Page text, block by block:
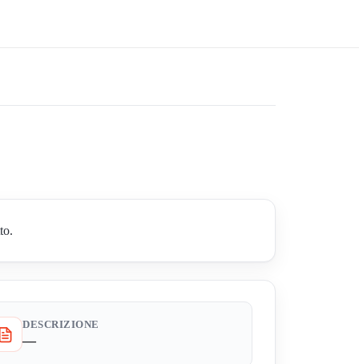
DESCRIZIONE
—